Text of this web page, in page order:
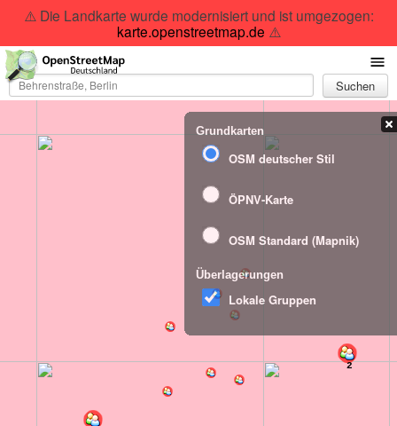
⚠️ Die Landkarte wurde modernisiert und ist umgezogen:
karte.openstreetmap.de ⚠️
Suchen
2
Grundkarten
OSM deutscher Stil
ÖPNV-Karte
OSM Standard (Mapnik)
Überlagerungen
Lokale Gruppen